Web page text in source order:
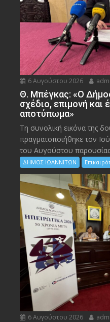
6 Αυγούστου 2026
Θ. Μπέγκας: «Ο
σχέδιο, επιμονή και
αποτύπωμα»
Τη συνολική εικόνα της
πραγματοποιήθηκε τον
του Αυγούστου
ΔΗΜΟΣ ΙΩΑΝΝΙΤΩΝ
6 Αυγούστου 2026